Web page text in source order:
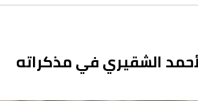
الشقيري في مذكراته